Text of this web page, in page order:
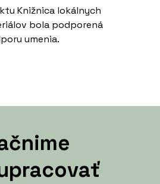
Knižnica lokálnych
bola podporená
umenia.